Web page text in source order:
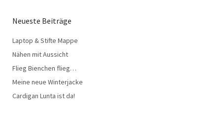
Neueste Beiträge
Laptop & Stifte Mappe
Nähen mit Aussicht
Flieg Bienchen flieg…
Meine neue Winterjacke
Cardigan Lunta ist da!